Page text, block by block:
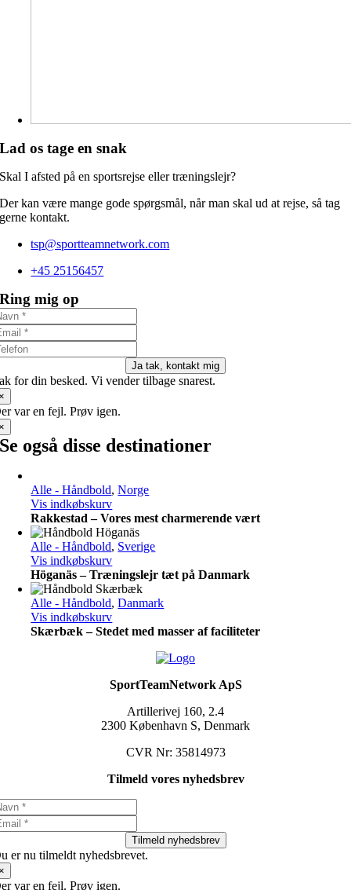
Lad os tage en snak
Skal I afsted på en sportsrejse eller træningslejr?
Der kan være mange gode spørgsmål, når man skal ud at rejse, så tag
gerne kontakt.
tsp@sportteamnetwork.com
+45 25156457
Ring mig op
Ja tak, kontakt mig
for din besked. Vi vender tilbage snarest.
var en fejl. Prøv igen.
Se også disse destinationer
Alle - Håndbold,Norge
Vis indkøbskurv
Rakkestad – Vores mest charmerende vært
Alle - Håndbold, Sverige
Vis indkøbskurv
Höganäs – Træningslejr tæt på Danmark
Alle - Håndbold,Danmark
Vis indkøbskurv
Skærbæk – Stedet med masser af faciliteter
SportTeamNetwork ApS
Artillerivej 160, 2.4
2300 København S, Denmark
CVR Nr: 35814973
Tilmeld vores nyhedsbrev
Tilmeld nyhedsbrev
er nu tilmeldt nyhedsbrevet.
var en fejl. Prøv igen.